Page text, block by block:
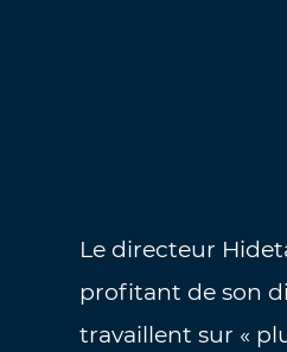
Le directeur
profitant de son
travaillent sur «